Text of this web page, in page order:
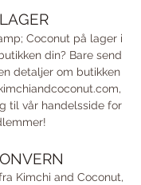
Coconut på lager i
din? Bare send
detaljer om butikken
,
til vår handelsside for
Kimchi and Coconut,